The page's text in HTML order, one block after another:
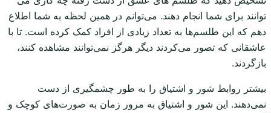
توانند برای شما انجام دهند. می‌توانم در همین لحظه به شما اطلاع
دهم که این طلسم‌ها به تعداد زیادی از افراد کمک کرده است. تا با
عاشقانی که تصور می‌کردند دیگر هرگز نمی‌توانند مشاهده کنند،
بازگردند.
بیشتر روابط شور و اشتیاق را به طور چشمگیری از دست
نمی‌دهند. این شور و اشتیاق به مرور زمان به صورت‌های کوچک و